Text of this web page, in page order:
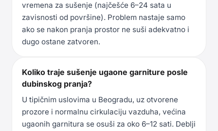
vremena za sušenje (najčešće 6–24 sata u
zavisnosti od površine). Problem nastaje samo
ako se nakon pranja prostor ne suši adekvatno i
dugo ostane zatvoren.
Koliko traje sušenje ugaone garniture posle
dubinskog pranja?
U tipičnim uslovima u Beogradu, uz otvorene
prozore i normalnu cirkulaciju vazduha, većina
ugaonih garnitura se osuši za oko 6–12 sati. Deblji